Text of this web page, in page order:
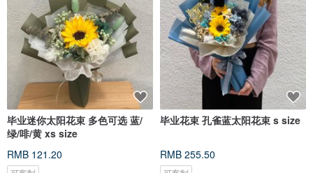
毕业迷你太阳花束 多色可选 蓝/
绿/啡/黄 xs size
RMB 121.20
毕业花束 孔雀蓝太阳花束 s size
RMB 255.50